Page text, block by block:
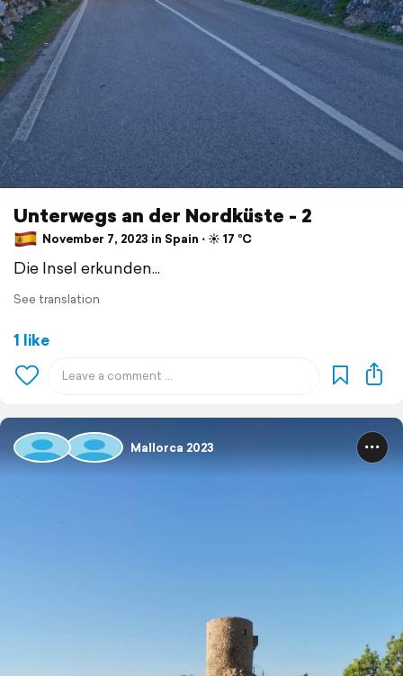
Unterwegs an der Nordküste - 2
November 7, 2023 in Spain ⋅ ☀️ 17 °C
Die Insel erkunden...
See translation
1 like
Mallorca 2023